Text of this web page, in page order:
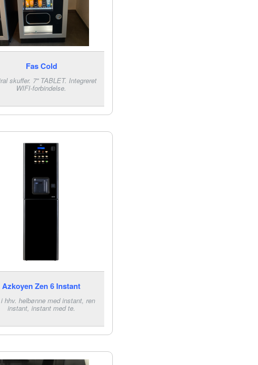
Fas Cold
skuffer. 7'' TABLET. Integreret
WIFI-forbindelse.
Azkoyen Zen 6 Instant
hhv. helbønne med instant, ren
instant, instant med te.